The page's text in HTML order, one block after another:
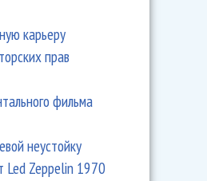
карьеру
прав
фильма
неустойку
Led Zeppelin 1970